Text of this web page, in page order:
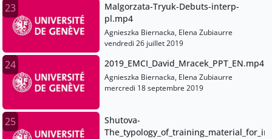
23
Malgorzata-Tryuk-Debuts-interp-
pl.mp4
Agnieszka Biernacka, Elena Zubiaurre
vendredi 26 juillet 2019
24 2019_EMCI_David_Mracek_PPT_EN.mp4
Agnieszka Biernacka, Elena Zubiaurre
mercredi 18 septembre 2019
25
Shutova-